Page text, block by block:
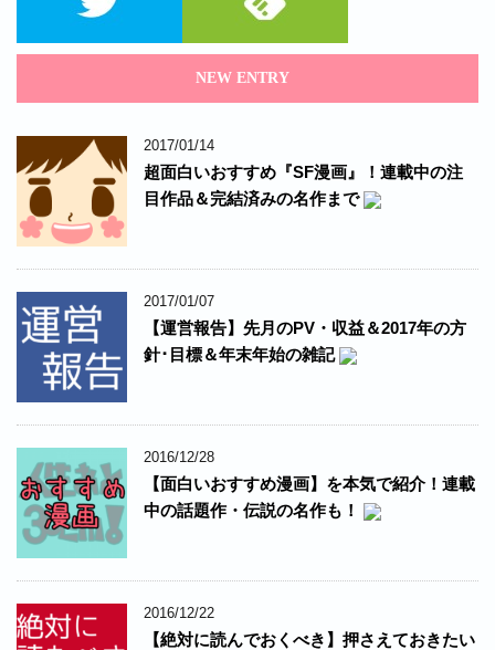
NEW ENTRY
2017/01/14
超面白いおすすめ『SF漫画』！連載中の注
目作品＆完結済みの名作まで
2017/01/07
【運営報告】先月のPV・収益＆2017年の方
針･目標＆年末年始の雑記
2016/12/28
【面白いおすすめ漫画】を本気で紹介！連載
中の話題作・伝説の名作も！
2016/12/22
【絶対に読んでおくべき】押さえておきたい